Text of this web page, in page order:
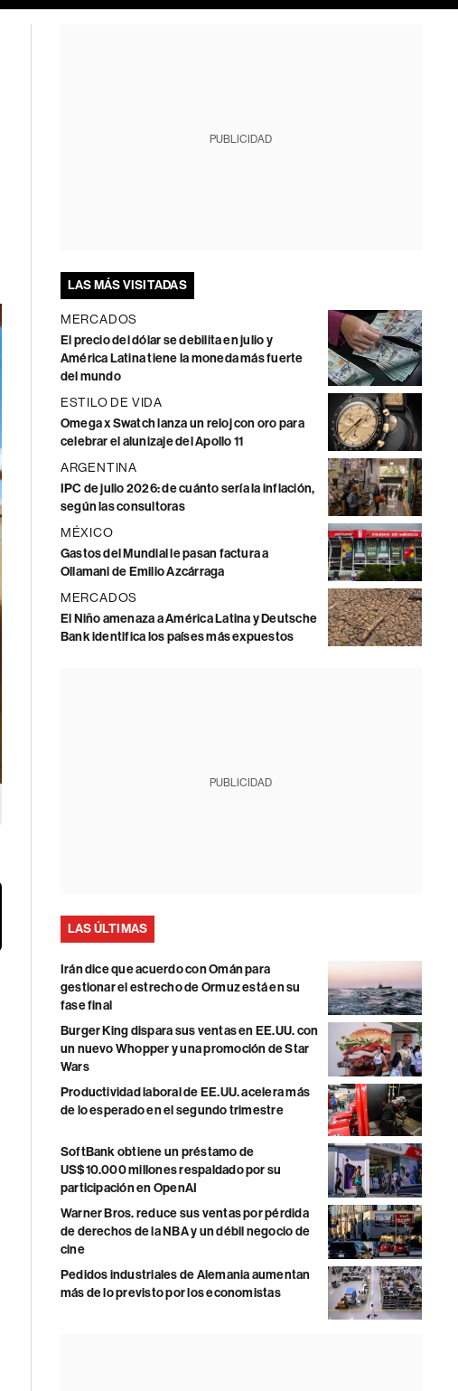
PUBLICIDAD
LAS MÁS VISITADAS
MERCADOS
El precio del dólar se debilita en julio y
América Latina tiene la moneda más fuerte
del mundo
ESTILO DE VIDA
Omega x Swatch lanza un reloj con oro para
celebrar el alunizaje del Apollo 11
ARGENTINA
IPC de julio 2026: de cuánto sería la inflación,
según las consultoras
MÉXICO
Gastos del Mundial le pasan factura a
Ollamani de Emilio Azcárraga
MERCADOS
El Niño amenaza a América Latina y Deutsche
Bank identifica los países más expuestos
PUBLICIDAD
LAS ÚLTIMAS
Irán dice que acuerdo con Omán para
gestionar el estrecho de Ormuz está en su
fase final
Burger King dispara sus ventas en EE.UU. con
un nuevo Whopper y una promoción de Star
Wars
Productividad laboral de EE.UU. acelera más
de lo esperado en el segundo trimestre
SoftBank obtiene un préstamo de
US$10.000 millones respaldado por su
participación en OpenAI
Warner Bros. reduce sus ventas por pérdida
de derechos de la NBA y un débil negocio de
cine
Pedidos industriales de Alemania aumentan
más de lo previsto por los economistas